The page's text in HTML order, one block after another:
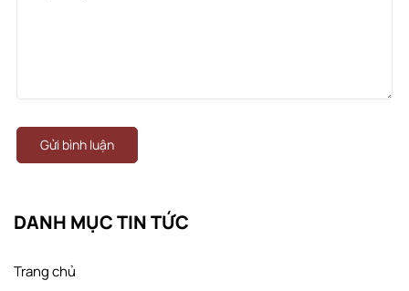
DANH MỤC TIN TỨC
Trang chủ
Gửi bình luận